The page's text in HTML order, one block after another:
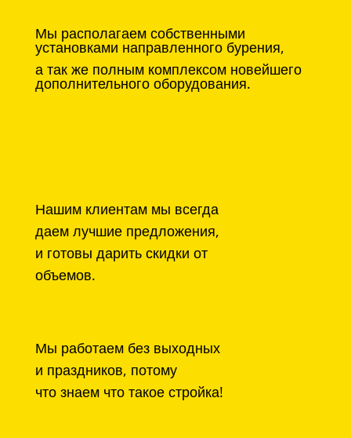
Мы располагаем собственными
установками направленного бурения,
а так же полным комплексом новейшего
дополнительного оборудования.
Нашим клиентам мы всегда
даем лучшие предложения,
и готовы дарить скидки от
объемов.
Мы работаем без выходных
и праздников, потому
что знаем что такое стройка!